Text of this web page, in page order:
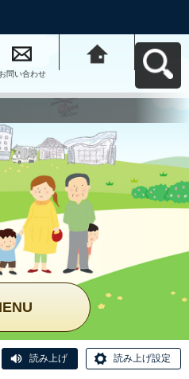
お問い合わせ
読み上げ 読み上げ設定